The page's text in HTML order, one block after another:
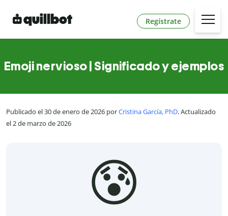
Regístrate
Emoji nervioso | Significado y ejemplos
Publicado el 30 de enero de 2026 porCristina García, PhD. Actualizado
el 2 de marzo de 2026
😰